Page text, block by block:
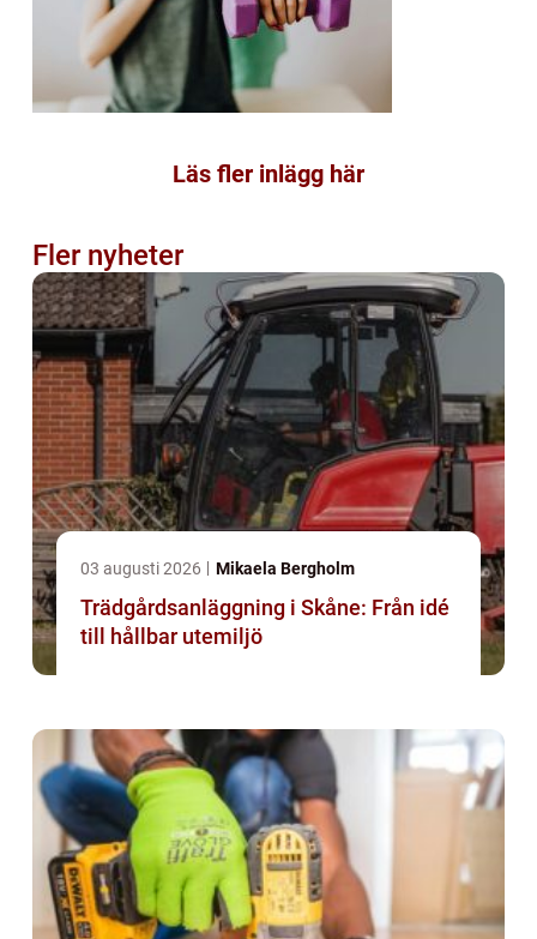
Läs fler inlägg här
Fler nyheter
03 augusti 2026 Mikaela Bergholm
Trädgårdsanläggning i Skåne: Från idé
till hållbar utemiljö